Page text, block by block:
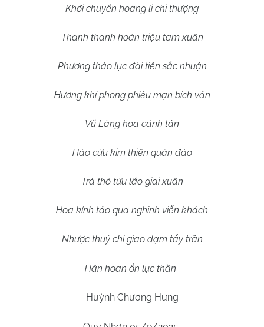
Khởi chuyển hoàng li chi thượng
Thanh thanh hoán triệu tam xuân
Phương thảo lục đài tiên sắc nhuận
Hương khí phong phiêu mạn bích vân
Vũ Lăng hoa cánh tân
Hảo cửu kim thiên quân đáo
Trà thô tửu lão giai xuân
Hoa kính tảo qua nghinh viễn khách
Nhược thuỷ chi giao đạm tẩy trần
Hân hoan ổn lục thần
Huỳnh Chương Hưng